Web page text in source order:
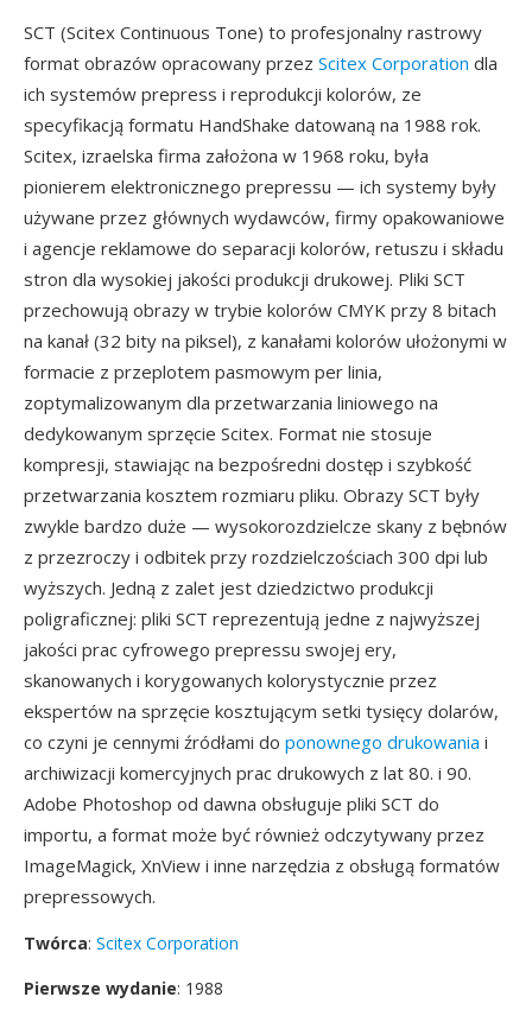
SCT (Scitex Continuous Tone) to profesjonalny rastrowy
format obrazów opracowany przez Scitex Corporation dla
ich systemów prepress i reprodukcji kolorów, ze
specyfikacją formatu HandShake datowaną na 1988 rok.
Scitex, izraelska firma założona w 1968 roku, była
pionierem elektronicznego prepressu — ich systemy były
używane przez głównych wydawców, firmy opakowaniowe
i agencje reklamowe do separacji kolorów, retuszu i składu
stron dla wysokiej jakości produkcji drukowej. Pliki SCT
przechowują obrazy w trybie kolorów CMYK przy 8 bitach
na kanał (32 bity na piksel), z kanałami kolorów ułożonymi w
formacie z przeplotem pasmowym per linia,
zoptymalizowanym dla przetwarzania liniowego na
dedykowanym sprzęcie Scitex. Format nie stosuje
kompresji, stawiając na bezpośredni dostęp i szybkość
przetwarzania kosztem rozmiaru pliku. Obrazy SCT były
zwykle bardzo duże — wysokorozdzielcze skany z bębnów
z przezroczy i odbitek przy rozdzielczościach 300 dpi lub
wyższych. Jedną z zalet jest dziedzictwo produkcji
poligraficznej: pliki SCT reprezentują jedne z najwyższej
jakości prac cyfrowego prepressu swojej ery,
skanowanych i korygowanych kolorystycznie przez
ekspertów na sprzęcie kosztującym setki tysięcy dolarów,
co czyni je cennymi źródłami do ponownego drukowania i
archiwizacji komercyjnych prac drukowych z lat 80. i 90.
Adobe Photoshop od dawna obsługuje pliki SCT do
importu, a format może być również odczytywany przez
ImageMagick, XnView i inne narzędzia z obsługą formatów
prepressowych.
Twórca: Scitex Corporation
Pierwsze wydanie: 1988